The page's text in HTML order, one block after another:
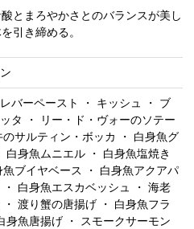
とまろやかさとのバランスが美し
引き締める。
バーペースト ・ キッシュ ・ ブ
タ ・ リー・ド・ヴォーのソテー
のサルティン・ボッカ ・ 白身魚グ
白身魚ムニエル ・ 白身魚塩焼き
魚ブイヤベース ・ 白身魚アクアパ
・ 白身魚エスカベッシュ ・ 海老
・ 渡り蟹の唐揚げ ・ 白身魚フラ
身魚唐揚げ ・ スモークサーモン